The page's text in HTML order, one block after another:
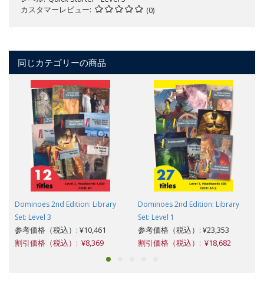
カスタマーレビュー
(0)
同じカテゴリーの商品
Dominoes 2nd Edition: Library
Set: Level 3
参考価格（税込）: ¥10,461
割引価格（税込）: ¥8,369
Dominoes 2nd Edition: Library
Set: Level 1
参考価格（税込）: ¥23,353
割引価格（税込）: ¥18,682